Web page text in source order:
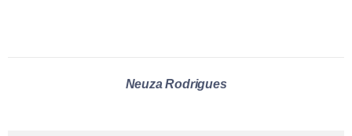
Neuza Rodrigues